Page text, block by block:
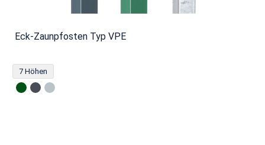
Eck-Zaunpfosten Typ VPE
7 Höhen